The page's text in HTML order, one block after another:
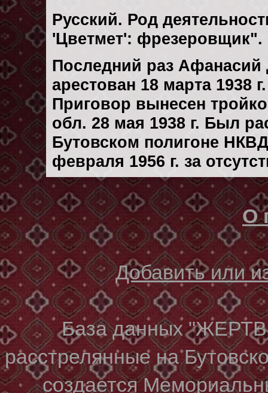
Русский. Род
'Цветмет':
Последний раз
арестован 18 марта 1938 г.
Приговор вынесен
обл. 28 мая 1938 г. Был
Бутовском полигоне
февраля 1956 г. за
О
Добавить или
База данных
расстрелянные на
создается